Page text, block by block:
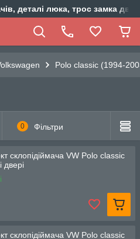
деталі люка, трос замка
Polo classic (1994-
0 Фільтри
склопідіймача VW Polo classic
двері
склопідіймача VW Polo classic